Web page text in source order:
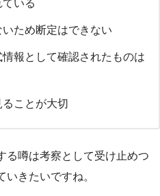
いる
ため断定はできない
報として確認されたものは
ことが大切
る噂は考察として受け止めつ
きたいですね。